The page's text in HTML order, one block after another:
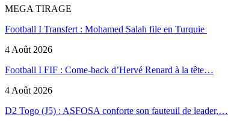
MEGA TIRAGE
Football I Transfert : Mohamed Salah file en Turquie
4 Août 2026
Football I FIF : Come-back d’Hervé Renard à la tête…
4 Août 2026
D2 Togo (J5) : ASFOSA conforte son fauteuil de leader,…